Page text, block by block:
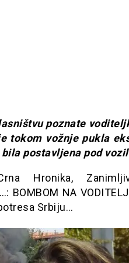
poznate
tokom vožnje pukla
postavljena pod
Crna Hronika,
BOMBOM NA
Srbiju…